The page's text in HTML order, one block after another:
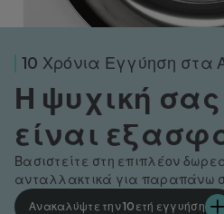
10 Χρόνια Εγγύηση στα
Η ψυχική
είναι
Βασιστείτε στη επιπλέον
ανταλλακτικά για παραπάνω
Ανακαλύψτε την 10ετή εγγυήση